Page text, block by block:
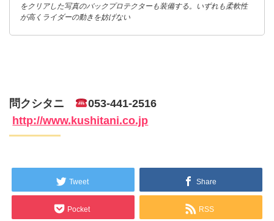
をクリアした写真のバックプロテクターも装備する。いずれも柔軟性
が高くライダーの動きを妨げない
問クシタニ
053-441-2516
http://www.kushitani.co.jp
Tweet Share
Pocket RSS